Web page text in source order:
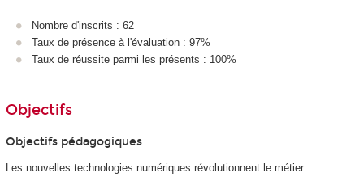
Nombre d'inscrits : 62
Taux de présence à l'évaluation : 97%
Taux de réussite parmi les présents : 100%
Objectifs
Objectifs pédagogiques
Les nouvelles technologies numériques révolutionnent le métier